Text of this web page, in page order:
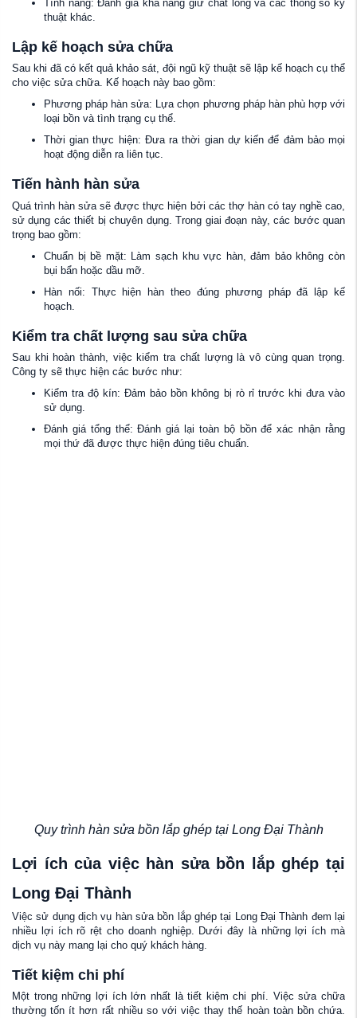
Tính năng: Đánh giá khả năng giữ chất lỏng và các thông số kỹ
thuật khác.
Lập kế hoạch sửa chữa
Sau khi đã có kết quả khảo sát, đội ngũ kỹ thuật sẽ lập kế hoạch cụ thể
cho việc sửa chữa. Kế hoạch này bao gồm:
Phương pháp hàn sửa: Lựa chọn phương pháp hàn phù hợp với
loại bồn và tình trạng cụ thể.
Thời gian thực hiện: Đưa ra thời gian dự kiến để đảm bảo mọi
hoạt động diễn ra liên tục.
Tiến hành hàn sửa
Quá trình hàn sửa sẽ được thực hiện bởi các thợ hàn có tay nghề cao,
sử dụng các thiết bị chuyên dụng. Trong giai đoạn này, các bước quan
trọng bao gồm:
Chuẩn bị bề mặt: Làm sạch khu vực hàn, đảm bảo không còn
bụi bẩn hoặc dầu mỡ.
Hàn nối: Thực hiện hàn theo đúng phương pháp đã lập kế
hoạch.
Kiểm tra chất lượng sau sửa chữa
Sau khi hoàn thành, việc kiểm tra chất lượng là vô cùng quan trọng.
Công ty sẽ thực hiện các bước như:
Kiểm tra độ kín: Đảm bảo bồn không bị rò rỉ trước khi đưa vào
sử dụng.
Đánh giá tổng thể: Đánh giá lại toàn bộ bồn để xác nhận rằng
mọi thứ đã được thực hiện đúng tiêu chuẩn.
Quy trình hàn sửa bồn lắp ghép tại Long Đại Thành
Lợi ích của việc hàn sửa bồn lắp ghép tại
Long Đại Thành
Việc sử dụng dịch vụ hàn sửa bồn lắp ghép tại Long Đại Thành đem lại
nhiều lợi ích rõ rệt cho doanh nghiệp. Dưới đây là những lợi ích mà
dịch vụ này mang lại cho quý khách hàng.
Tiết kiệm chi phí
Một trong những lợi ích lớn nhất là tiết kiệm chi phí. Việc sửa chữa
thường tốn ít hơn rất nhiều so với việc thay thế hoàn toàn bồn chứa.